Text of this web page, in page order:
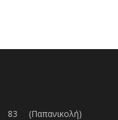
83 (Παπανικολή)